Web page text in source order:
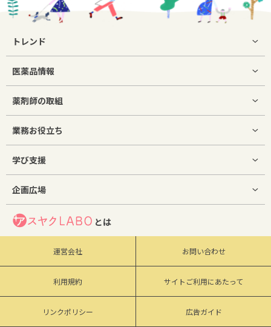
トレンド
医薬品情報
薬剤師の取組
業務お役立ち
学び支援
企画広場
とは
運営会社 お問い合わせ
利用規約 サイトご利用にあたって
リンクポリシー 広告ガイド